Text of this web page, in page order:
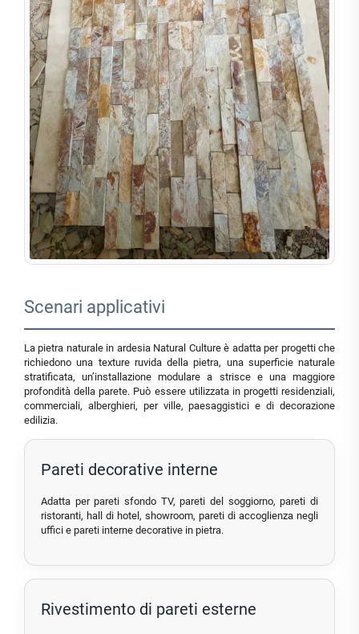
Scenari applicativi
La pietra naturale in ardesia Natural Culture è adatta per progetti che
richiedono una texture ruvida della pietra, una superficie naturale
stratificata, un’installazione modulare a strisce e una maggiore
profondità della parete. Può essere utilizzata in progetti residenziali,
commerciali, alberghieri, per ville, paesaggistici e di decorazione
edilizia.
Pareti decorative interne
Adatta per pareti sfondo TV, pareti del soggiorno, pareti di
ristoranti, hall di hotel, showroom, pareti di accoglienza negli
uffici e pareti interne decorative in pietra.
Rivestimento di pareti esterne